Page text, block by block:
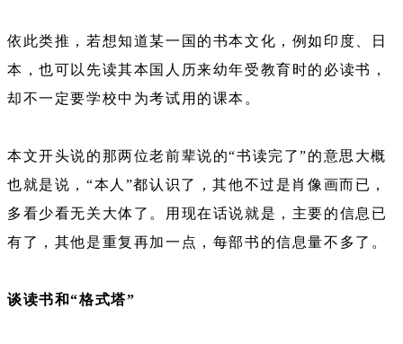
依此类推，若想知道某一国的书本文化，例如印度、日
本，也可以先读其本国人历来幼年受教育时的必读书，
却不一定要学校中为考试用的课本。
本文开头说的那两位老前辈说的“书读完了”的意思大概
也就是说，“本人”都认识了，其他不过是肖像画而已，
多看少看无关大体了。用现在话说就是，主要的信息已
有了，其他是重复再加一点，每部书的信息量不多了。
谈读书和“格式塔”